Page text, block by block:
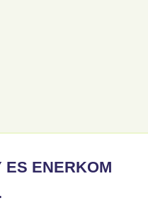
ES ENERKOM